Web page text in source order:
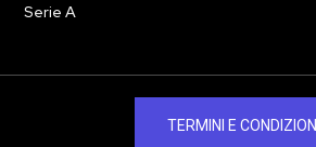
Serie A
TERMINI E CONDIZIONI